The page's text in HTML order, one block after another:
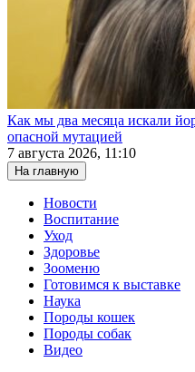
Как мы два месяца искали
опасной мутацией
7 августа 2026, 11:10
На главную
Новости
Воспитание
Уход
Здоровье
Зооменю
Готовимся к выставке
Наука
Породы кошек
Породы собак
Видео